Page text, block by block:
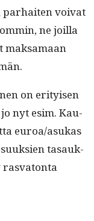
parhait­en voivat
ne joil­la
mak­samaan
on eri­tyisen
nyt esim. Kau­
euroa/asukas
tasauk­
ras­va­ton­ta